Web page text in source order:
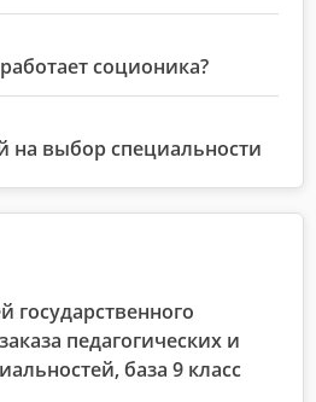
соционика?
на выбор специальности
государственного
педагогических и
база 9 класс